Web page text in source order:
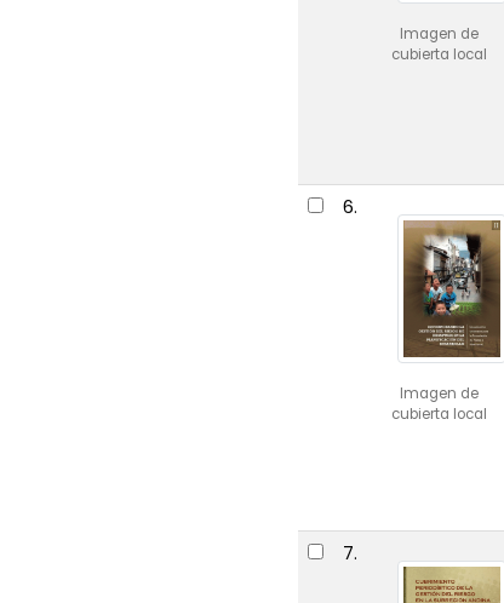
Imagen de
cubierta local
6.
Imagen de
cubierta local
7.